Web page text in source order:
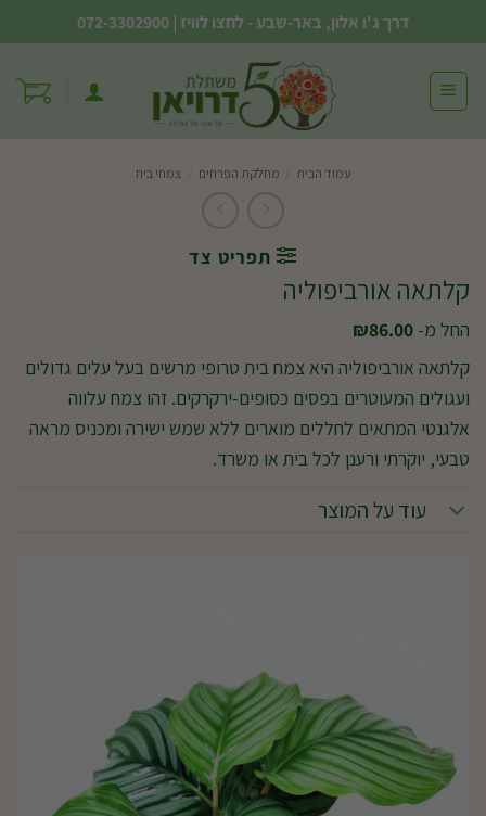
to
content
דרך ג'ו אלון, באר-שבע - לחצו לוויז |
072-3302900
עמוד הבית מחלקת הפרחים צמחי בית
תפריט צד
קלתאה אורביפוליה
החל מ- ₪86.00
קלתאה אורביפוליה היא צמח בית טרופי מרשים בעל עלים גדולים
ועגולים המעוטרים בפסים כסופים-ירקרקים. זהו צמח עלווה
אלגנטי המתאים לחללים מוארים ללא שמש ישירה ומכניס מראה
טבעי, יוקרתי ורענן לכל בית או משרד.
עוד על המוצר